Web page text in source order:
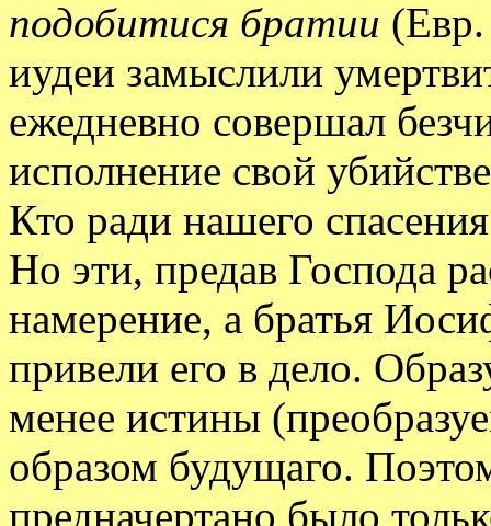
подобитися братии
иудеи замыслили
ежедневно совершал
исполнение свой
Кто ради нашего
Но эти, предав Господа
намерение, а братья
привели его в дело.
менее истины
образом будущаго.
предначертано было